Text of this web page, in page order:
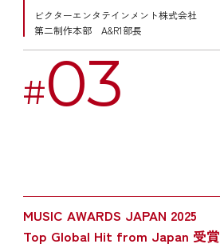
ビクターエンタテインメント株式会社
第二制作本部 A&R1部長
#03
MUSIC AWARDS JAPAN 2025
Top Global Hit from Japan 受賞